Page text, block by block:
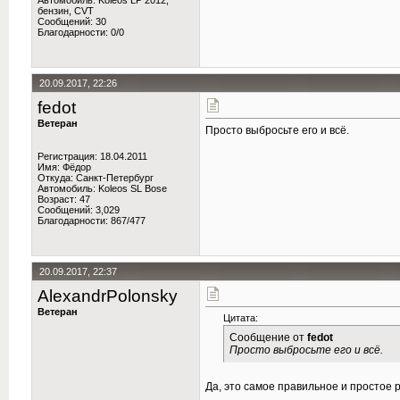
бензин, CVT
Сообщений: 30
Благодарности: 0/0
20.09.2017, 22:26
fedot
Ветеран
Регистрация: 18.04.2011
Имя: Фёдор
Откуда: Санкт-Петербург
Автомобиль: Koleos SL Bose
Возраст: 47
Сообщений: 3,029
Благодарности: 867/477
Просто выбросьте его и всё.
20.09.2017, 22:37
AlexandrPolonsky
Ветеран
Цитата:
Сообщение от fedot
Просто выбросьте его и всё.
Да, это самое правильное и простое